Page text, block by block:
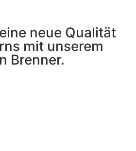
neue Qualität
mit unserem
Brenner.